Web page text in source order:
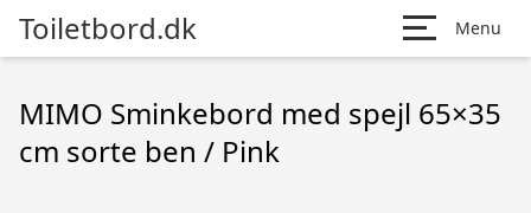
Toiletbord.dk Menu
MIMO Sminkebord med spejl 65×35
cm sorte ben / Pink